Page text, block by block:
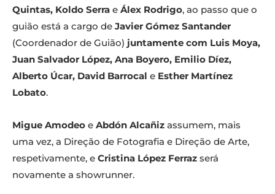
Quintas, Koldo Serra e Álex Rodrigo, ao passo que o
guião está a cargo de Javier Gómez Santander
(Coordenador de Guião) juntamente com Luis Moya,
Juan Salvador López, Ana Boyero, Emilio Díez,
Alberto Úcar, David Barrocal e Esther Martínez
Lobato.
Migue Amodeo e Abdón Alcañiz assumem, mais
uma vez, a Direção de Fotografia e Direção de Arte,
respetivamente, e Cristina López Ferraz será
novamente a showrunner.